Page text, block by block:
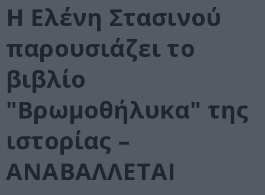
Η Ελένη Στασινού
παρουσιάζει το
βιβλίο
"Βρωμοθήλυκα" της
ιστορίας –
ΑΝΑΒΑΛΛΕΤΑΙ